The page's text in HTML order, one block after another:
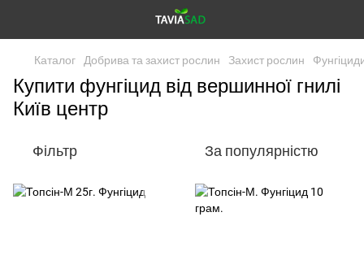
Каталог Добрива та захист рослин Захист рослин
Купити фунгіцид від вершинної гнилі
Київ центр
Фільтр За популярністю